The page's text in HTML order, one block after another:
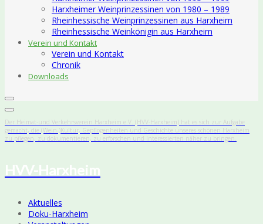
Harxheimer Weinprinzessinen von 1980 – 1989
Rheinhessische Weinprinzessinen aus Harxheim
Rheinhessische Weinkönigin aus Harxheim
Verein und Kontakt
Verein und Kontakt
Chronik
Downloads
Der Heimat-und Verkehrsverein Harxheim e.V. (HVV-Harxheim) hat es sich zur Aufgabe
gemacht, die (Wein-)Kultur, Gepflogenheiten und Geschichte unseres schönen Harxheim
zu pflegen, zu dokumentieren, zu erforschen und Interessierten näher zu bringen.
HVV-Harxheim
Aktuelles
Doku-Harxheim